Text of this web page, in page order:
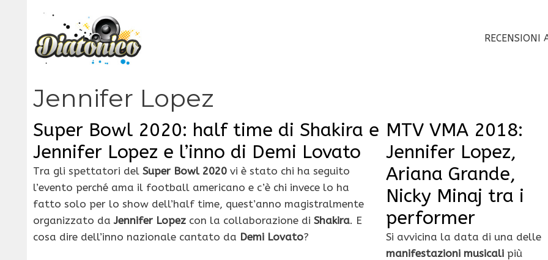
contenuto
RECENSIONI
Jennifer Lopez
Super Bowl 2020: half time di Shakira e
Jennifer Lopez e l’inno di Demi Lovato
Tra gli spettatori del Super Bowl 2020 vi è stato chi ha seguito
l’evento perché ama il football americano e c’è chi invece lo ha
fatto solo per lo show dell’half time, quest’anno magistralmente
organizzato daJennifer Lopez con la collaborazione di Shakira. E
cosa dire dell’inno nazionale cantato da Demi Lovato?
MTV VMA 2018:
Jennifer Lopez,
Ariana Grande,
Nicky Minaj tra i
performer
Si avvicina la data di una delle
manifestazioni musicalipiù